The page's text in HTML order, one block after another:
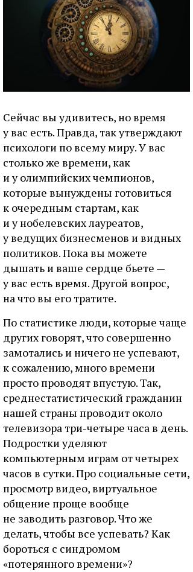
Сейчас вы удивитесь, но время
у вас есть. Правда, так утверждают
психологи по всему миру. У вас
столько же времени, как
и у олимпийских чемпионов,
которые вынуждены готовиться
к очередным стартам, как
и у нобелевских лауреатов,
у ведущих бизнесменов и видных
политиков. Пока вы можете
дышать и ваше сердце бьете —
у вас есть время. Другой вопрос,
на что вы его тратите.
По статистике люди, которые чаще
других говорят, что совершенно
замотались и ничего не успевают,
к сожалению, много времени
просто проводят впустую. Так,
среднестатистический гражданин
нашей страны проводит около
телевизора три-четыре часа в день.
Подростки уделяют
компьютерным играм от четырех
часов в сутки. Про социальные сети,
просмотр видео, виртуальное
общение проще вообще
не заводить разговор. Что же
делать, чтобы все успевать? Как
бороться с синдромом
«потерянного времени»?